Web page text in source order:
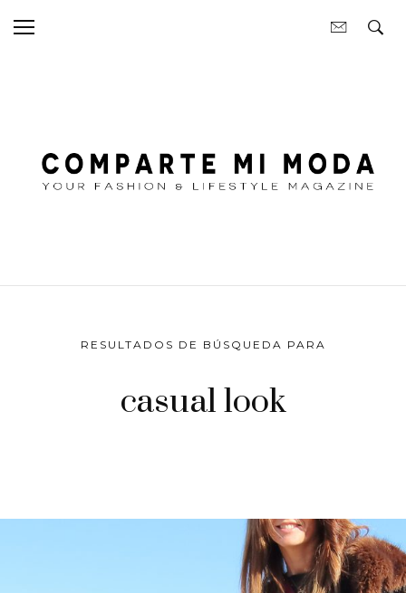
RESULTADOS DE BÚSQUEDA PARA
casual look